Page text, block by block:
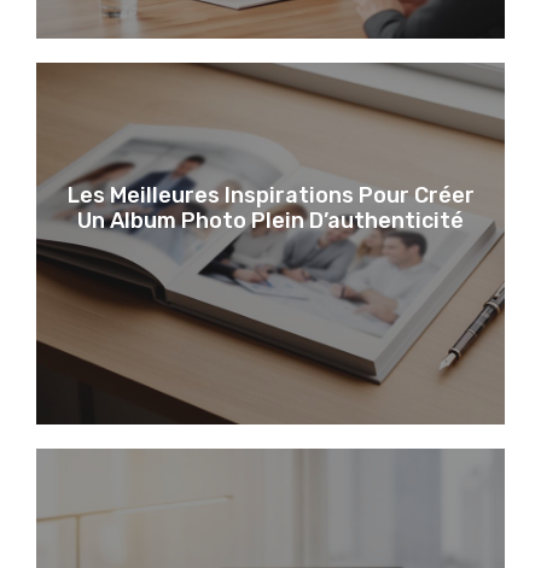
Les Meilleures Inspirations Pour Créer
Un Album Photo Plein D’authenticité